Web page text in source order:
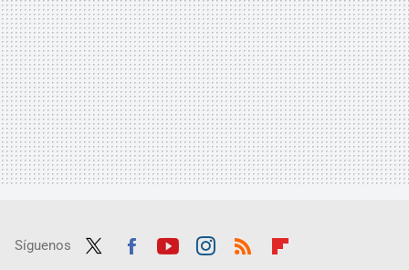
Síguenos